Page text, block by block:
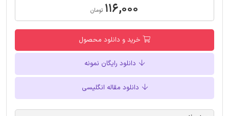
۱۱۶,۰۰۰ تومان
خرید و دانلود محصول
دانلود رایگان نمونه
دانلود مقاله انگلیسی